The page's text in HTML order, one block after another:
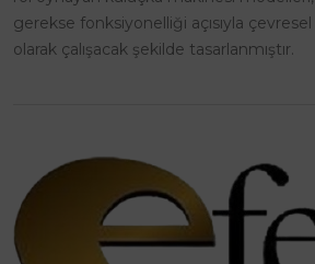
gerekse fonksiyonelliği açısıyla
olarak çalışacak şekilde tasarlanmıştır.